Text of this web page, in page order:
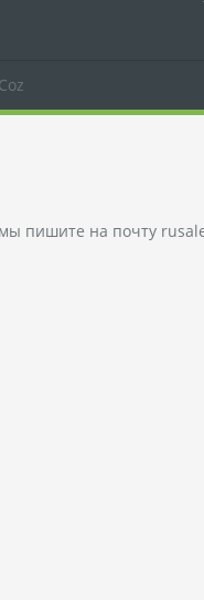
пишите на почту